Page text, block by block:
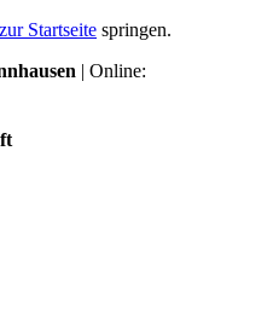
zur Startseite springen.
| Online: